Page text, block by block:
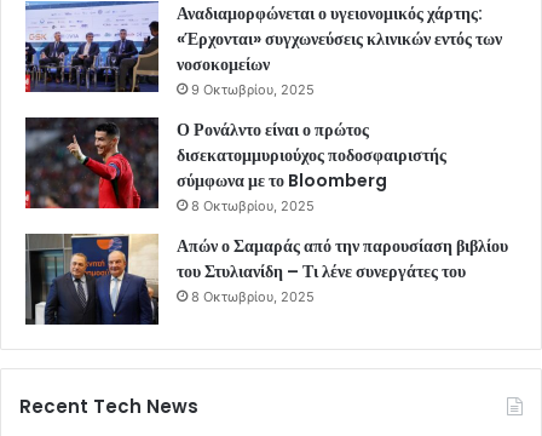
Αναδιαμορφώνεται ο υγειονομικός χάρτης:
«Έρχονται» συγχωνεύσεις κλινικών εντός των
νοσοκομείων
9 Οκτωβρίου, 2025
Ο Ρονάλντο είναι ο πρώτος
δισεκατομμυριούχος ποδοσφαιριστής
σύμφωνα με το Bloomberg
8 Οκτωβρίου, 2025
Απών ο Σαμαράς από την παρουσίαση βιβλίου
του Στυλιανίδη – Τι λένε συνεργάτες του
8 Οκτωβρίου, 2025
Recent Tech News